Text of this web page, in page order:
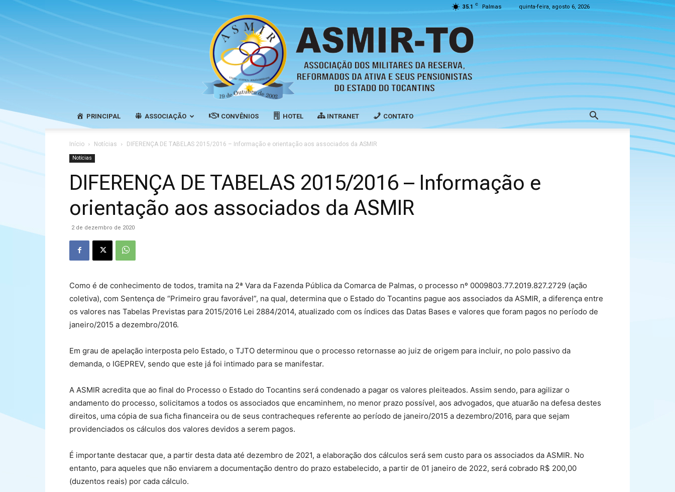
35.1 C Palmas quinta-feira, agosto 6, 2026
PRINCIPAL ASSOCIAÇÃO CONVÊNIOS HOTEL INTRANET CONTATO
Início Notícias DIFERENÇA DE TABELAS 2015/2016 – Informação e orientação aos associados da ASMIR
Notícias
DIFERENÇA DE TABELAS 2015/2016 – Informação e
orientação aos associados da ASMIR
2 de dezembro de 2020
Como é de conhecimento de todos, tramita na 2ª Vara da Fazenda Pública da Comarca de Palmas, o processo nº 0009803.77.2019.827.2729 (ação
coletiva), com Sentença de “Primeiro grau favorável”, na qual, determina que o Estado do Tocantins pague aos associados da ASMIR, a diferença entre
os valores nas Tabelas Previstas para 2015/2016 Lei 2884/2014, atualizado com os índices das Datas Bases e valores que foram pagos no período de
janeiro/2015 a dezembro/2016.
Em grau de apelação interposta pelo Estado, o TJTO determinou que o processo retornasse ao juiz de origem para incluir, no polo passivo da
demanda, o IGEPREV, sendo que este já foi intimado para se manifestar.
A ASMIR acredita que ao final do Processo o Estado do Tocantins será condenado a pagar os valores pleiteados. Assim sendo, para agilizar o
andamento do processo, solicitamos a todos os associados que encaminhem, no menor prazo possível, aos advogados, que atuarão na defesa destes
direitos, uma cópia de sua ficha financeira ou de seus contracheques referente ao período de janeiro/2015 a dezembro/2016, para que sejam
providenciados os cálculos dos valores devidos a serem pagos.
É importante destacar que, a partir desta data até dezembro de 2021, a elaboração dos cálculos será sem custo para os associados da ASMIR. No
entanto, para aqueles que não enviarem a documentação dentro do prazo estabelecido, a partir de 01 janeiro de 2022, será cobrado R$ 200,00
(duzentos reais) por cada cálculo.